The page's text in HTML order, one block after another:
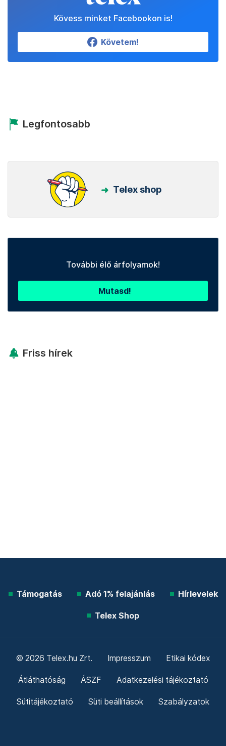
Kövess minket Facebookon is!
Követem!
Legfontosabb
Telex shop
További élő árfolyamok!
Mutasd!
Friss hírek
Támogatás Adó 1% felajánlás Hírlevelek
Telex Shop
© 2026 Telex.hu Zrt. Impresszum Etikai kódex
Átláthatóság ÁSZF Adatkezelési tájékoztató
Sütitájékoztató Süti beállítások Szabályzatok